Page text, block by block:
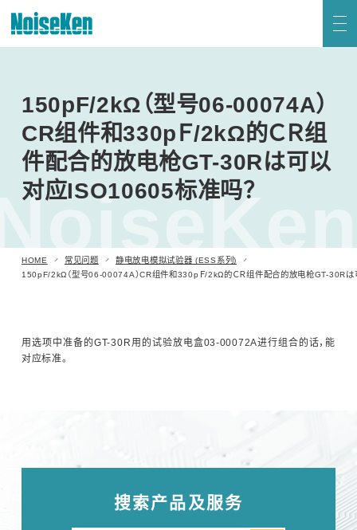
新到信息 关于Noiseken
150pF/2kΩ（型号06-00074A）
CR组件和330pＦ/2kΩ的ＣＲ组
件配合的放电枪GT-30Rは可以
对应ISO10605标准吗？
HOME 常见问题
静电放电模拟试验器 (ESS系列)
150pF/2kΩ（型号06-00074A）CR组件和330pＦ/2kΩ的ＣＲ组件配合的放电枪GT-30R
用选项中准备的GT-30R用的试验放电盒03-00072A进行组合的话，能
对应标准。
搜索产品及服务
静电放电模拟试验器 (ESS系列)
高频噪声模拟试验器
雷击浪涌模拟试验器 (LSS系列)
阻尼振荡波模拟试验器
自动扫描EMC 测量系统 (EPS系列)